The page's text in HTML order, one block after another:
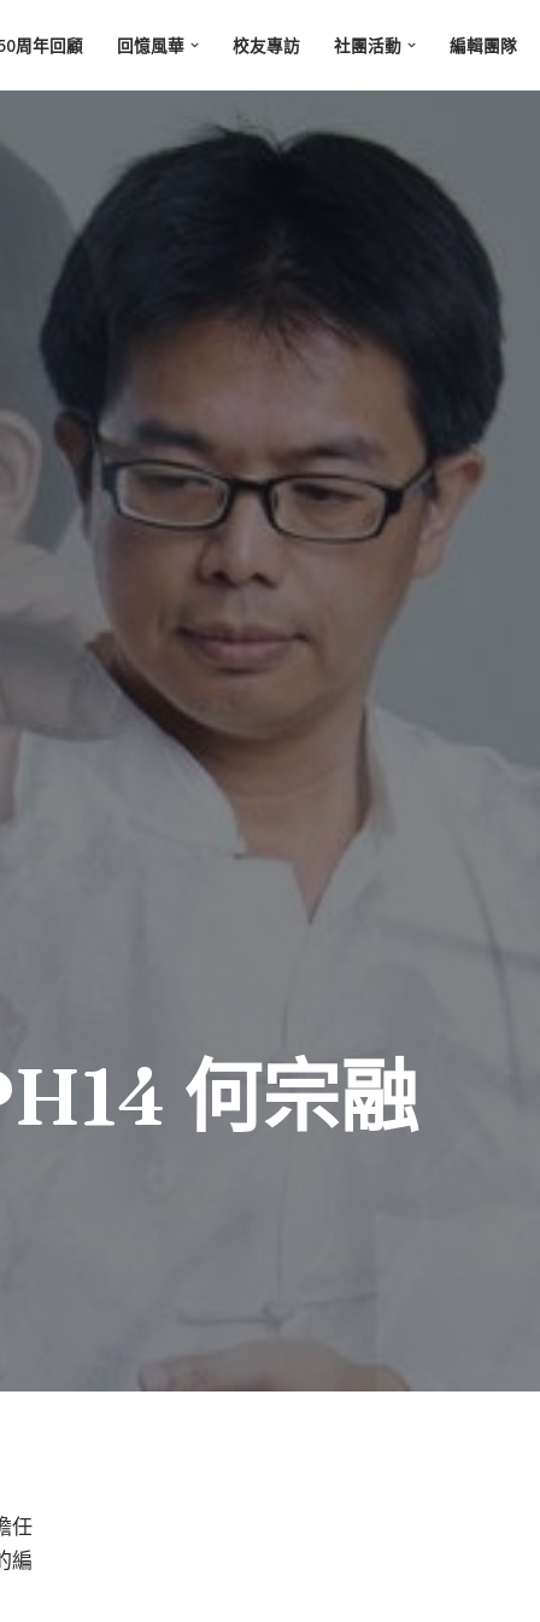
周年回顧 回憶風華 校友專訪 社團活動 編輯團隊
何宗融
任
編